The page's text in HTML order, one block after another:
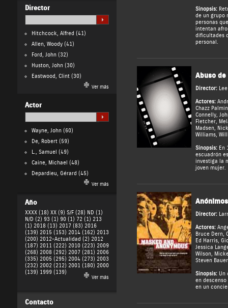
Director
Hitchcock, Alfred (41)
Allen, Woody(41)
Ford, John(32)
Huston, John(30)
Eastwood, Clint(30)
Ver más
Actor
Wayne, John(60)
De, Robert(59)
L., Samuel (49)
Caine, Michael (48)
Depardieu, Gérard (45)
Ver más
Año
XXXX (18) XX (9) S/F (28) ND (1)
N/D (2) 93 (1) 90 (1) 72 (1) 213
(1) 2018 (13) 2017 (83) 2016
(139) 2015 (153) 2014 (162) 2013
(200) 2012-Actualidad (2) 2012
(187) 2011 (222) 2010 (223) 2009
(268) 2008 (292) 2007 (281) 2006
(335) 2005 (295) 2004 (273) 2003
(232) 2002 (212) 2001 (180) 2000
(139) 1999 (139)
Ver más
Contacto
Sinopsis:
de un grupo
personas
intentan
dificultades
personal.
Abuso de
Director:
Actores:
Chazz
Connelly,
Fletcher,
Madsen,
Williams,
Sinopsis:En
escuadrón
investiga la
joven mujer.
Anónimos
Director:
Actores:
Bruce Dern,
Ed Harris,
Jessica
Wilson,
Steven Bauer
Sinopsis:Un
en
en un